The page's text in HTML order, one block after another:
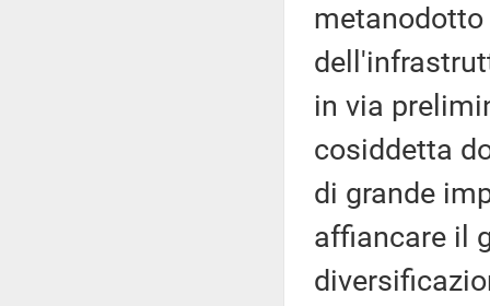
in via
cosiddetta
di grande
affiancare il